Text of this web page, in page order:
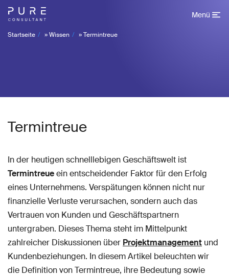
Menü
Startseite »Wissen »Termintreue
Termintreue
In der heutigen schnelllebigen Geschäftswelt ist
Termintreueein entscheidender Faktor für den Erfolg
eines Unternehmens. Verspätungen können nicht nur
finanzielle Verluste verursachen, sondern auch das
Vertrauen von Kunden und Geschäftspartnern
untergraben. Dieses Thema steht im Mittelpunkt
zahlreicher Diskussionen über Projektmanagement und
Kundenbeziehungen. In diesem Artikel beleuchten wir
die Definition von Termintreue, ihre Bedeutung sowie